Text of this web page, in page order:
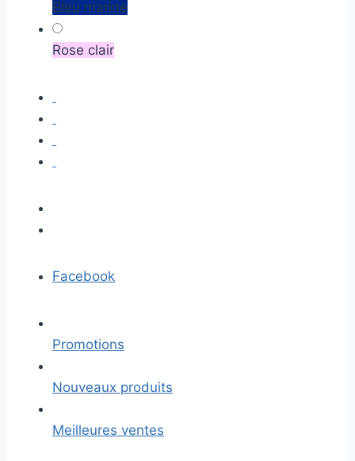
Bleu marine
Rose clair
Facebook
Promotions
Nouveaux produits
Meilleures ventes